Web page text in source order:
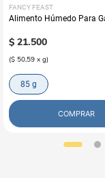
FANCY FEAST
Alimento Húmedo Para
Lleve 5
$ 21.500
($ 50,59 x g)
85 g
COMPRAR